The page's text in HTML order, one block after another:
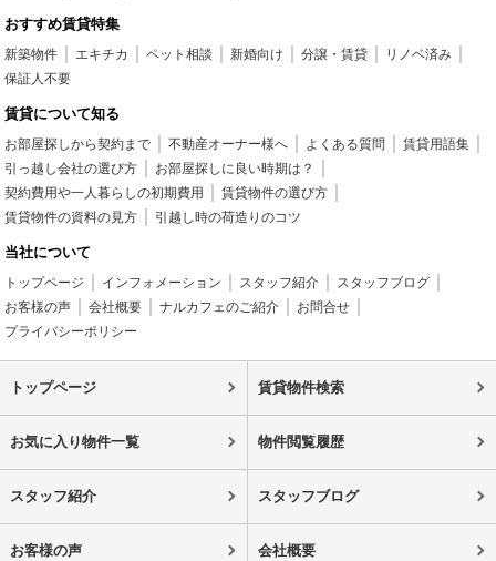
おすすめ賃貸特集
新築物件 エキチカ ペット相談 新婚向け 分譲・賃貸
リノベ済み
保証人不要
賃貸について知る
お部屋探しから契約まで 不動産オーナー様へ よくある質問
賃貸用語集
引っ越し会社の選び方
お部屋探しに良い時期は？
契約費用や一人暮らしの初期費用
賃貸物件の選び方
賃貸物件の資料の見方
引越し時の荷造りのコツ
当社について
トップページ インフォメーション スタッフ紹介
スタッフブログ
お客様の声
会社概要 ナルカフェのご紹介
お問合せ
プライバシーポリシー
トップページ 賃貸物件検索
お気に入り物件一覧 物件閲覧履歴
スタッフ紹介 スタッフブログ
お客様の声 会社概要